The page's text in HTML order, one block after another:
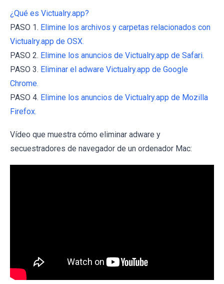
¿Qué es Victualry.app?
PASO 1. Elimine los archivos y carpetas relacionados con
Victualry.app de OSX.
PASO 2. Elimine los anuncios de Victualry.app de Safari.
PASO 3. Eliminar el adware Victualry.app de Google
Chrome.
PASO 4. Elimine los anuncios de Victualry.app de Mozilla
Firefox.
Vídeo que muestra cómo eliminar adware y
secuestradores de navegador de un ordenador Mac: